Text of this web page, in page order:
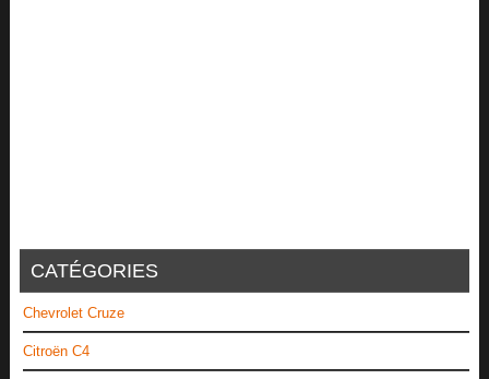
CATÉGORIES
Chevrolet Cruze
Citroën C4